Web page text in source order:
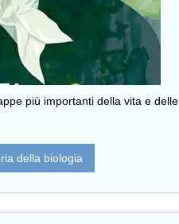
più importanti della vita e
della biologia